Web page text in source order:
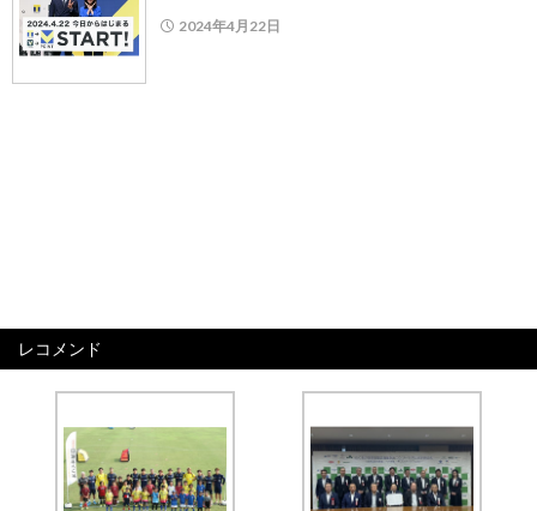
2024年4月22日
レコメンド